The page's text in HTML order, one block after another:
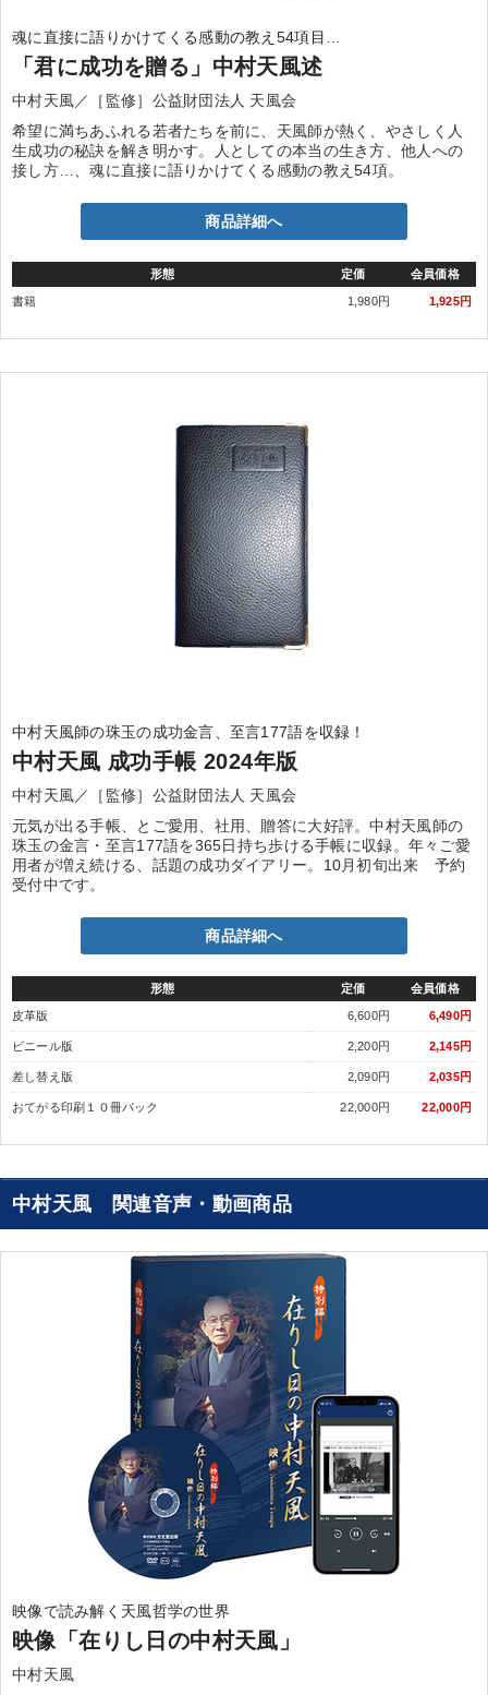
魂に直接に語りかけてくる感動の教え54項目…
「君に成功を贈る」中村天風述
中村天風／［監修］公益財団法人 天風会
希望に満ちあふれる若者たちを前に、天風師が熱く、やさしく人
生成功の秘訣を解き明かす。人としての本当の生き方、他人への
接し方…、魂に直接に語りかけてくる感動の教え54項。
商品詳細へ
形態 定価 会員価格
書籍 1,980円 1,925円
中村天風師の珠玉の成功金言、至言177語を収録！
中村天風 成功手帳 2024年版
中村天風／［監修］公益財団法人 天風会
元気が出る手帳、とご愛用、社用、贈答に大好評。中村天風師の
珠玉の金言・至言177語を365日持ち歩ける手帳に収録。年々ご愛
用者が増え続ける、話題の成功ダイアリー。10月初旬出来 予約
受付中です。
商品詳細へ
形態 定価 会員価格
皮革版 6,600円 6,490円
ビニール版 2,200円 2,145円
差し替え版 2,090円 2,035円
おてがる印刷１０冊パック 22,000円 22,000円
中村天風 関連音声・動画商品
映像で読み解く天風哲学の世界
映像「在りし日の中村天風」
中村天風